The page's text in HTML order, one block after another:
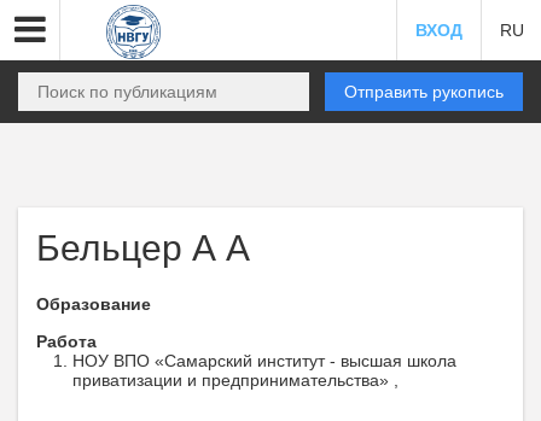
ВХОД RU
Отправить рукопись
Бельцер А А
Образование
Работа
НОУ ВПО «Самарский институт - высшая школа
приватизации и предпринимательства» ,